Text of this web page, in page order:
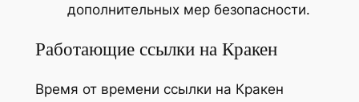
дополнительных мер безопасности.
Работающие ссылки на Кракен
Время от времени ссылки на Кракен